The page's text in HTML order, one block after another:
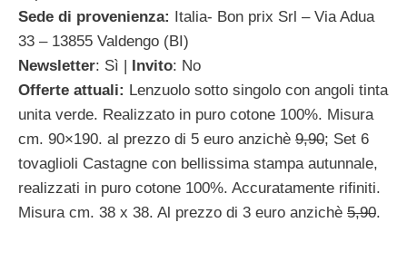
Sede di provenienza:
Italia- Bon prix Srl – Via Adua
33 – 13855 Valdengo (BI)
Newsletter: Sì | Invito: No
Offerte attuali: Lenzuolo sotto singolo con angoli tinta
unita verde. Realizzato in puro cotone 100%. Misura
cm. 90×190. al prezzo di 5 euro anzichè 9,90; Set 6
tovaglioli Castagne con bellissima stampa autunnale,
realizzati in puro cotone 100%. Accuratamente rifiniti.
Misura cm. 38 x 38. Al prezzo di 3 euro anzichè 5,90.